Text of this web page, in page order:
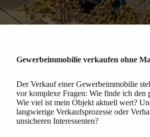
Gewerbeimmobilie verkaufen ohne
Der Verkauf einer Gewerbeimmobilie
vor komplexe Fragen: Wie finde ich den
Wie viel ist mein Objekt aktuell wert?
langwierige Verkaufsprozesse oder
unsicheren Interessenten?